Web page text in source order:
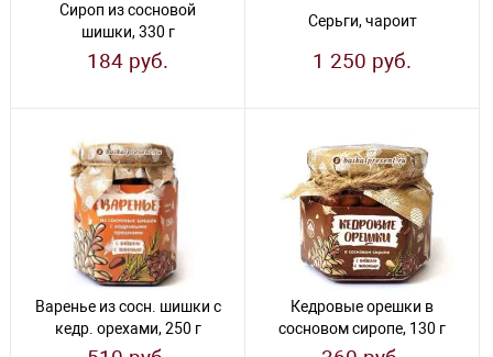
Сироп из сосновой
шишки, 330 г
184 руб.
Серьги, чароит
1 250 руб.
Варенье из сосн. шишки с
кедр. орехами, 250 г
Кедровые орешки в
сосновом сиропе, 130 г